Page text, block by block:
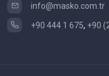
info@masko.com.tr
+90 444 1 675, +90